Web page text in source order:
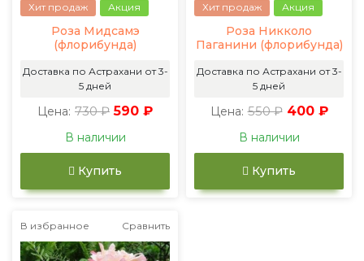
Хит продаж Акция
Роза Мидсамэ
(флорибунда)
Доставка по Астрахани от 3-
5 дней
Цена: 730 ₽ 590 ₽
В наличии
Купить
Хит продаж Акция
Роза Никколо
Паганини (флорибунда)
Доставка по Астрахани от 3-
5 дней
Цена: 550 ₽ 400 ₽
В наличии
Купить
В избранное Сравнить